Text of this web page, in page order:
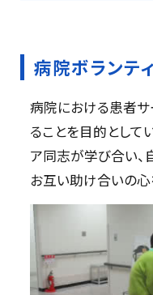
病院ボランテ
病院における患者サ
ることを目的として
ア同志が学び合い、
お互い助け合いの心